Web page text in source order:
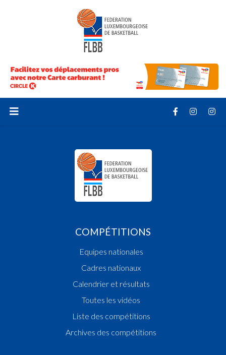
COMPÉTITIONS
Equipes nationales
Cadres nationaux
Calendrier et résultats
Toutes les vidéos
Liste des compétitions
Archives des compétitions